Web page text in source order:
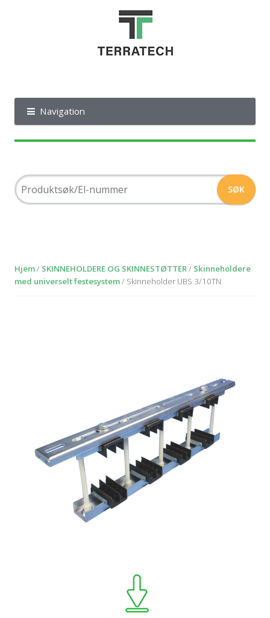
Navigation
Hjem/ SKINNEHOLDERE OG SKINNESTØTTER/ Skinneholdere
med universelt festesystem/ Skinneholder UBS 3/10TN